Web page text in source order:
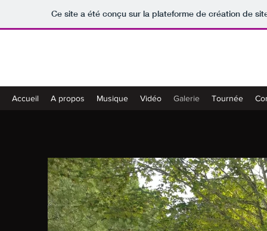
Ce site a été conçu sur la plateforme de création de
Accueil A propos Musique Vidéo Galerie Tournée